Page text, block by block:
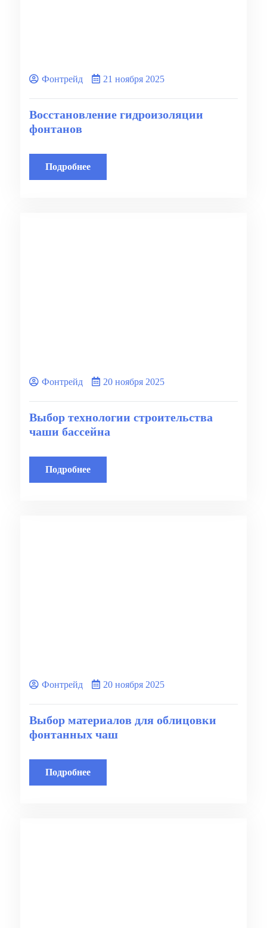
Фонтрейд 21 ноября 2025
Восстановление гидроизоляции
фонтанов
Подробнее
Фонтрейд 20 ноября 2025
Выбор технологии строительства
чаши бассейна
Подробнее
Фонтрейд 20 ноября 2025
Выбор материалов для облицовки
фонтанных чаш
Подробнее